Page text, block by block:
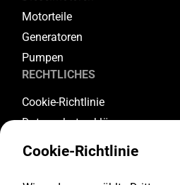
Motorteile
Generatoren
Pumpen
RECHTLICHES
Cookie-Richtlinie
Datenschutzerklärung
Allgemeine
Cookie-Richtlinie